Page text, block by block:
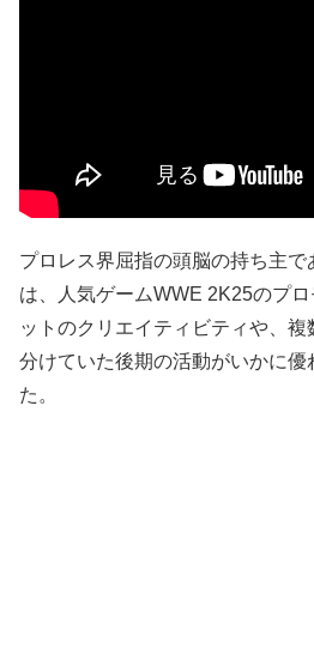
プロレス界屈指の頭脳の持ち主
は、人気ゲームWWE 2K25のプ
ットのクリエイティビティや、
分けていた後期の活動がいかに優
た。